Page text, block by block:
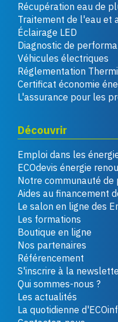
Récupération eau de
Traitement de l'eau et
Éclairage LED
Diagnostic de
Véhicules électriques
Réglementation
Certificat économie
L'assurance pour les
Découvrir
Emploi dans les
ECOdevis énergie
Notre communauté de
Aides au financement
Le salon en ligne des
Les formations
Boutique en ligne
Nos partenaires
Référencement
S'inscrire à la
Qui sommes-nous ?
Les actualités
La quotidienne